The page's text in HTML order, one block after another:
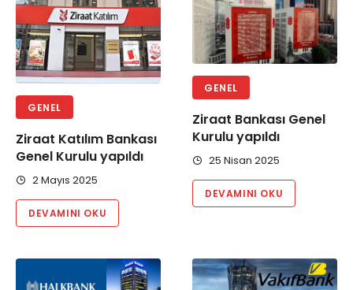
GENEL
Ziraat Katılım Bankası
Genel Kurulu yapıldı
2 Mayıs 2025
DEVAMINI OKU
GENEL
Ziraat Bankası Genel
Kurulu yapıldı
25 Nisan 2025
DEVAMINI OKU